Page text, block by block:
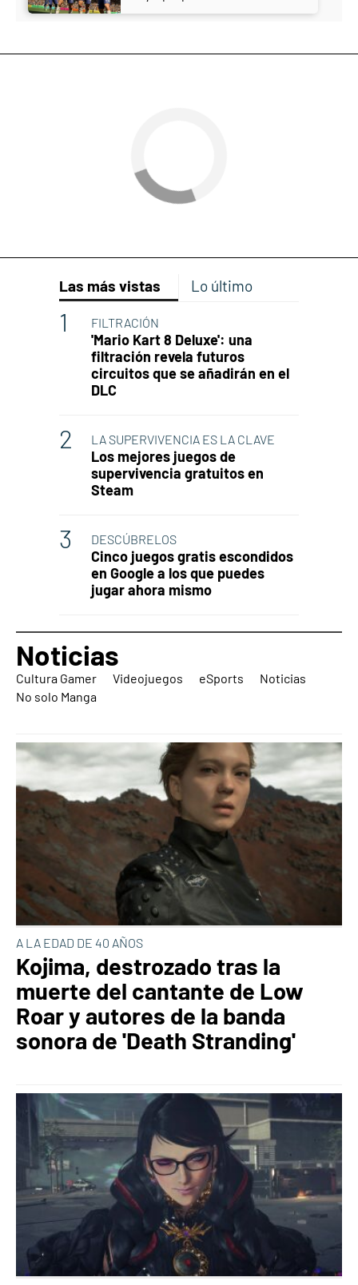
Las más vistas Lo último
FILTRACIÓN
'Mario Kart 8 Deluxe': una
filtración revela futuros
circuitos que se añadirán en el
DLC
LA SUPERVIVENCIA ES LA CLAVE
Los mejores juegos de
supervivencia gratuitos en
Steam
DESCÚBRELOS
Cinco juegos gratis escondidos
en Google a los que puedes
jugar ahora mismo
Noticias
Cultura Gamer Videojuegos eSports
Noticias
No solo Manga
A LA EDAD DE 40 AÑOS
Kojima, destrozado tras la
muerte del cantante de Low
Roar y autores de la banda
sonora de 'Death Stranding'